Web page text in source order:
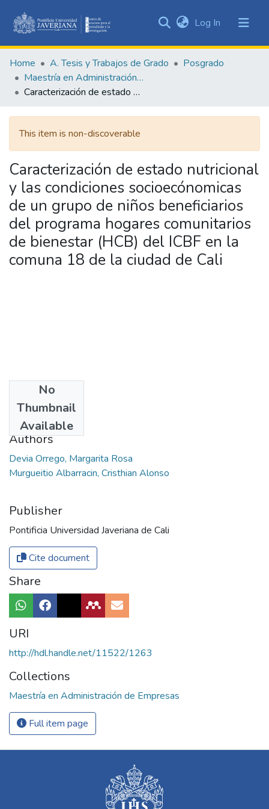
&
Collections
Statistics
Log In (current)
Home A. Tesis y Trabajos de Grado
Posgrado
Maestría en Administración de Empresas
Caracterización de estado nutricional y las condiciones socioecónomicas de un grupo de niños beneficiarios del programa hogares comunitarios de bienestar (HCB) del ICBF en la comuna 18 de la ciudad de Cali
This item is non-discoverable
Caracterización de estado nutricional
y las condiciones socioecónomicas
de un grupo de niños beneficiarios
del programa hogares comunitarios
de bienestar (HCB) del ICBF en la
comuna 18 de la ciudad de Cali
No
Thumbnail
Available
2019
Authors
Devia Orrego, Margarita Rosa
Murgueitio Albarracin, Cristhian Alonso
Publisher
Pontificia Universidad Javeriana de Cali
Cite document
Share
URI
http://hdl.handle.net/11522/1263
Collections
Maestría en Administración de Empresas
Full item page